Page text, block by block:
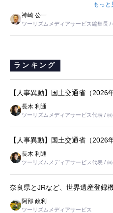
すが、私と妹にとっては、半日仕
は、当人だけではなく、世話をす
と思いました。
もっと
神崎 公一
ツーリズムメディアサービス編集長
ランキング
【人事異動】国土交通省（
長木 利通
ツーリズムメディアサービス代表 /
【人事異動】国土交通省（
長木 利通
ツーリズムメディアサービス代表 /
奈良県とJRなど、世界遺産登録
阿部 政利
ツーリズムメディアサービス